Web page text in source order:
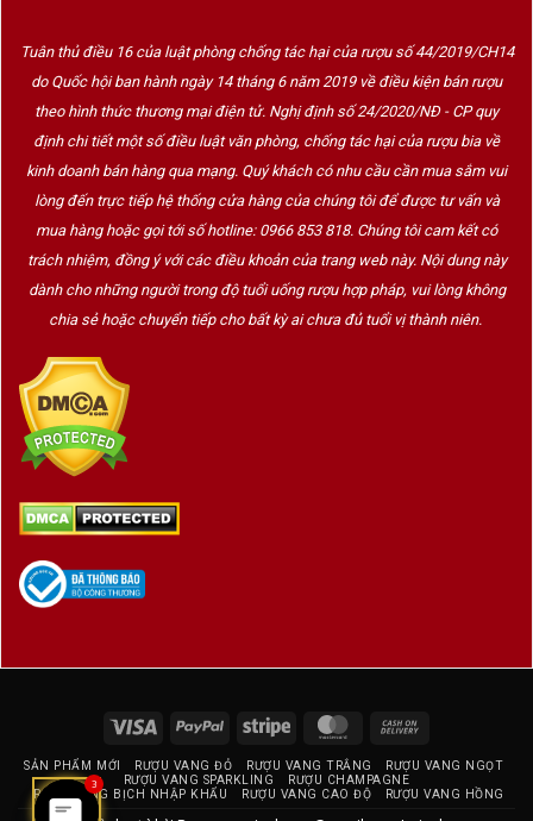
Tuân thủ điều 16 của luật phòng chống tác hại của rượu số 44/2019/CH14
do Quốc hội ban hành ngày 14 tháng 6 năm 2019 về điều kiện bán rượu
theo hình thức thương mại điện tử. Nghị định số 24/2020/NĐ - CP quy
định chi tiết một số điều luật văn phòng, chống tác hại của rượu bia về
kinh doanh bán hàng qua mạng. Quý khách có nhu cầu cần mua sắm vui
lòng đến trực tiếp hệ thống cửa hàng của chúng tôi để được tư vấn và
mua hàng hoặc gọi tới số hotline: 0966 853 818. Chúng tôi cam kết có
trách nhiệm, đồng ý với các điều khoản của trang web này. Nội dung này
dành cho những người trong độ tuổi uống rượu hợp pháp, vui lòng không
chia sẻ hoặc chuyển tiếp cho bất kỳ ai chưa đủ tuổi vị thành niên.
Visa PayPal Stripe MasterCard
Delivery
SẢN PHẨM MỚI RƯỢU VANG ĐỎ RƯỢU VANG TRẮNG
RƯỢU VANG NGỌT
RƯỢU VANG SPARKLING
RƯỢU CHAMPAGNE
RƯỢU VANG BỊCH NHẬP KHẨU
RƯỢU VANG CAO ĐỘ RƯỢU VANG HỒNG
3